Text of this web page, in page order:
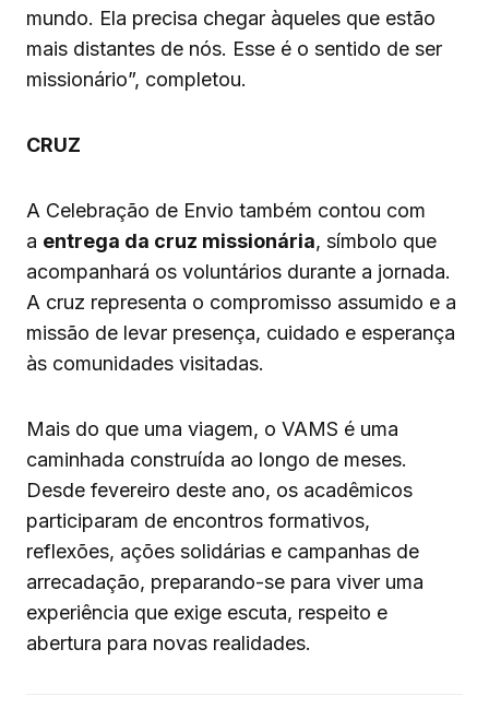
mundo. Ela precisa chegar àqueles que estão
mais distantes de nós. Esse é o sentido de ser
missionário”, completou.
CRUZ
A Celebração de Envio também contou com
a entrega da cruz missionária, símbolo que
acompanhará os voluntários durante a jornada.
A cruz representa o compromisso assumido e a
missão de levar presença, cuidado e esperança
às comunidades visitadas.
Mais do que uma viagem, o VAMS é uma
caminhada construída ao longo de meses.
Desde fevereiro deste ano, os acadêmicos
participaram de encontros formativos,
reflexões, ações solidárias e campanhas de
arrecadação, preparando-se para viver uma
experiência que exige escuta, respeito e
abertura para novas realidades.